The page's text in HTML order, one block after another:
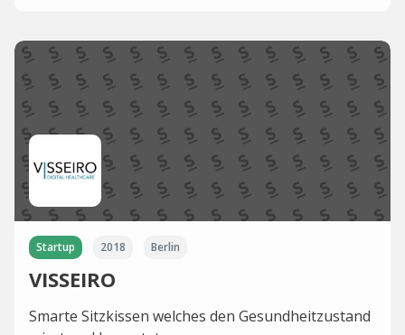
Startup 2018 Berlin
VISSEIRO
Smarte Sitzkissen welches den Gesundheitzustand